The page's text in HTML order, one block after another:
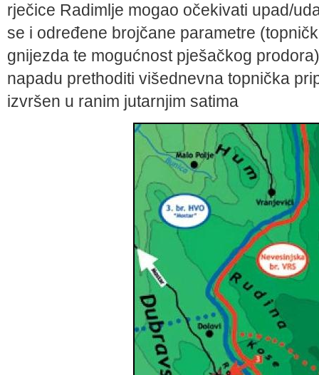
rječice Radimlje mogao očekivati upad/
se i određene brojčane parametre
gnijezda te mogućnost pješačkog
napadu prethoditi višednevna topnička
izvršen u ranim jutarnjim satima